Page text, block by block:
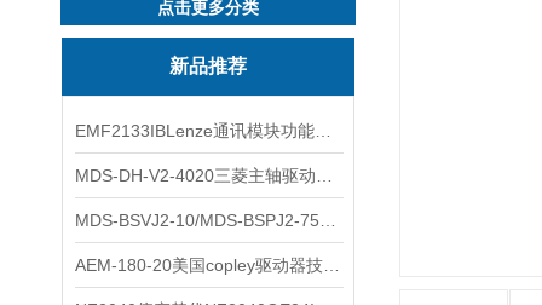
点击更多分类
新品推荐